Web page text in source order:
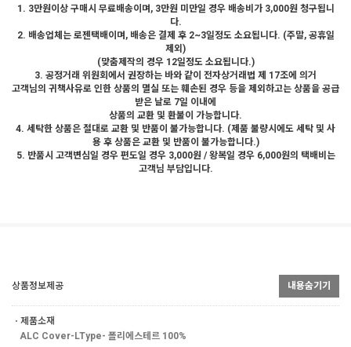
1. 3만원이상 구매시 무료배송이며, 3만원 미만일 경우 배송비가 3,000원 청구됩니
다.
2. 배송업체는 로젠택배이며, 배송은 결제 후 2~3일정도 소요됩니다. (주말, 공휴일
제외)
(맞춤제작의 경우 12일정도 소요됩니다.)
3. 공정거래 위원회에서 권장하는 바와 같이 전자상거래법 제 17조에 의거
고객님의 귀책사유로 인한 상품의 멸실 또는 훼손된 경우 등을 제외하고는 상품을 공급
받은 날로 7일 이내에
상품의 교환 및 환불이 가능합니다.
4. 세탁한 상품은 절대로 교환 및 반품이 불가능합니다. (제품 불량시에도 세탁 및 사
용 후 상품은 교환 및 반품이 불가능합니다.)
5. 반품시 고객변심일 경우 편도일 경우 3,000원 / 왕복일 경우 6,000원의 택배비는
고객님 부담입니다.
상품정보제공 내용숨기기
ㆍ제품소재
ALC Cover-LType- 폴리에스테르 100%